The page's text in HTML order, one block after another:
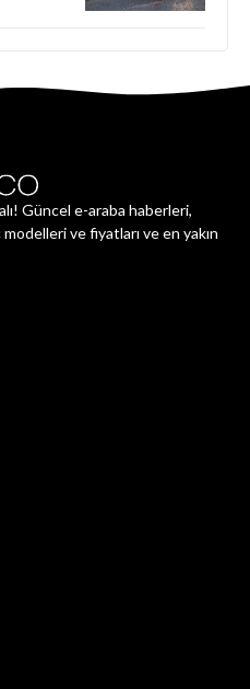
Güncel e-araba haberleri,
ve fiyatları ve en yakın